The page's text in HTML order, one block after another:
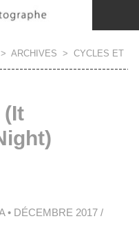
> ARCHIVES > CYCLES ET
(It